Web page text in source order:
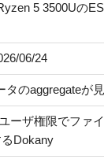
5 3500Uの
06/24
タのaggregateが
ーザ権限でファ
Dokany